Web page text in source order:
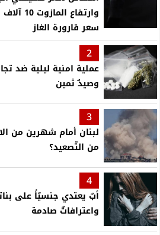
وارتفاع
سعر قارورة الغاز
2
عملية امنية ليلية ضد
وصيدٌ ثمين
3
لبنان أمام شهرين من
من التّصعيد؟
4
أبٌ يعتدي جنسيّاً على
واعترافاتٌ صادمة